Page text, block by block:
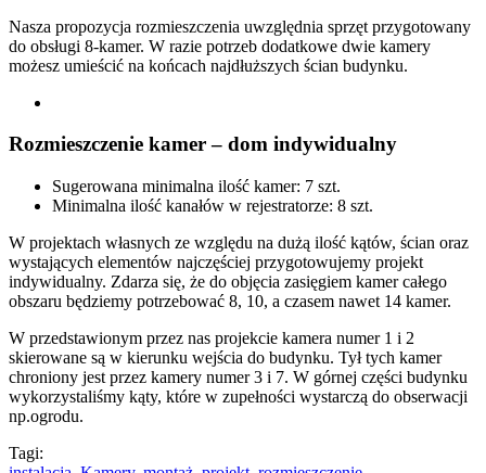
Nasza propozycja rozmieszczenia uwzględnia sprzęt przygotowany
do obsługi 8-kamer. W razie potrzeb dodatkowe dwie kamery
możesz umieścić na końcach najdłuższych ścian budynku.
Rozmieszczenie kamer – dom indywidualny
Sugerowana minimalna ilość kamer: 7 szt.
Minimalna ilość kanałów w rejestratorze: 8 szt.
W projektach własnych ze względu na dużą ilość kątów, ścian oraz
wystających elementów najczęściej przygotowujemy projekt
indywidualny. Zdarza się, że do objęcia zasięgiem kamer całego
obszaru będziemy potrzebować 8, 10, a czasem nawet 14 kamer.
W przedstawionym przez nas projekcie kamera numer 1 i 2
skierowane są w kierunku wejścia do budynku. Tył tych kamer
chroniony jest przez kamery numer 3 i 7. W górnej części budynku
wykorzystaliśmy kąty, które w zupełności wystarczą do obserwacji
np.ogrodu.
Tagi: